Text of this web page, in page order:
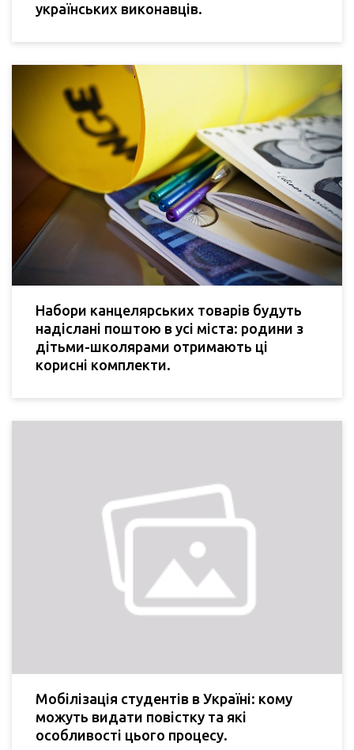
українських виконавців.
Набори канцелярських товарів будуть
надіслані поштою в усі міста: родини з
дітьми-школярами отримають ці
корисні комплекти.
Мобілізація студентів в Україні: кому
можуть видати повістку та які
особливості цього процесу.